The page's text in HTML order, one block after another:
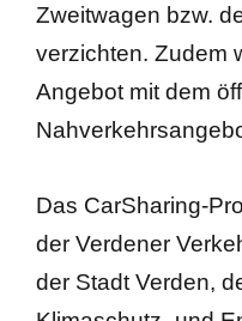
Zweitwagen bzw.
verzichten. Zudem
Angebot mit dem
Das CarSharing-
der Verdener
der Stadt Verden,